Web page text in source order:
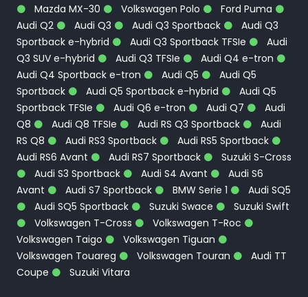
Mazda MX-30
Volkswagen Polo
Ford Puma
Audi Q2
Audi Q3 Audi Q3 Sportback
Audi Q3
Sportback e-hybrid
Audi Q3 Sportback TFSIe
Audi
Q3 SUV e-hybrid
Audi Q3 TFSIe
Audi Q4 e-tron
Audi Q4 Sportback e-tron
Audi Q5
Audi Q5
Sportback
Audi Q5 Sportback e-hybrid
Audi Q5
Sportback TFSIe
Audi Q6 e-tron Audi Q7
Audi
Q8
Audi Q8 TFSIe Audi RS Q3 Sportback
Audi
RS Q8
Audi RS3 Sportback
Audi RS5 Sportback
Audi RS6 Avant
Audi RS7 Sportback
Suzuki S-Cross
Audi S3 Sportback
Audi S4 Avant
Audi S6
Avant
Audi S7 Sportback BMW Serie 1
Audi SQ5
Audi SQ5 Sportback
Suzuki Swace
Suzuki Swift
Volkswagen T-Cross
Volkswagen T-Roc
Volkswagen Taigo
Volkswagen Tiguan
Volkswagen Touareg
Volkswagen Touran
Audi TT
Coupe
Suzuki Vitara